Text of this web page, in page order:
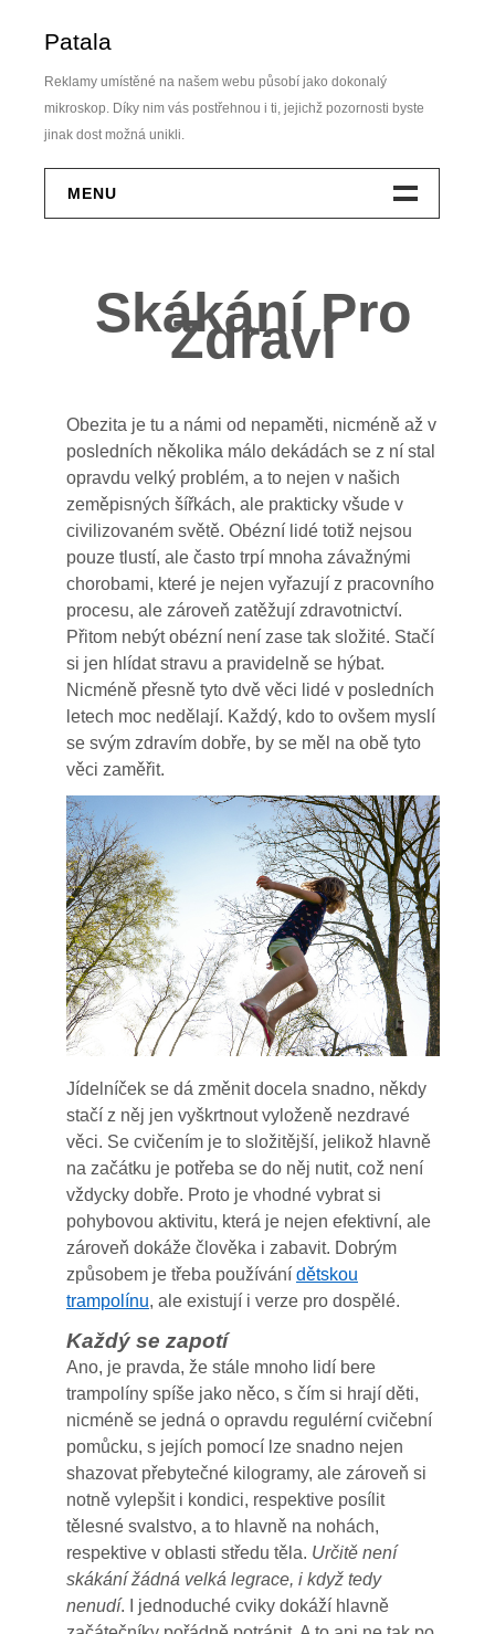
to
Patala
Reklamy umístěné na našem webu působí jako dokonalý
mikroskop. Díky nim vás postřehnou i ti, jejichž pozornosti byste
jinak dost možná unikli.
MENU
Elektro
Móda
Produkty
Služby
Sport
Zvířata
Skákání Pro
Zdraví
Obezita je tu a námi od nepaměti, nicméně až v
posledních několika málo dekádách se z ní stal
opravdu velký problém, a to nejen v našich
zeměpisných šířkách, ale prakticky všude v
civilizovaném světě. Obézní lidé totiž nejsou
pouze tlustí, ale často trpí mnoha závažnými
chorobami, které je nejen vyřazují z pracovního
procesu, ale zároveň zatěžují zdravotnictví.
Přitom nebýt obézní není zase tak složité. Stačí
si jen hlídat stravu a pravidelně se hýbat.
Nicméně přesně tyto dvě věci lidé v posledních
letech moc nedělají. Každý, kdo to ovšem myslí
se svým zdravím dobře, by se měl na obě tyto
věci zaměřit.
Jídelníček se dá změnit docela snadno, někdy
stačí z něj jen vyškrtnout vyloženě nezdravé
věci. Se cvičením je to složitější, jelikož hlavně
na začátku je potřeba se do něj nutit, což není
vždycky dobře. Proto je vhodné vybrat si
pohybovou aktivitu, která je nejen efektivní, ale
zároveň dokáže člověka i zabavit. Dobrým
způsobem je třeba používání dětskou
trampolínu, ale existují i verze pro dospělé.
Každý se zapotí
Ano, je pravda, že stále mnoho lidí bere
trampolíny spíše jako něco, s čím si hrají děti,
nicméně se jedná o opravdu regulérní cvičební
pomůcku, s jejích pomocí lze snadno nejen
shazovat přebytečné kilogramy, ale zároveň si
notně vylepšit i kondici, respektive posílit
tělesné svalstvo, a to hlavně na nohách,
respektive v oblasti středu těla. Určitě není
skákání žádná velká legrace, i když tedy
nenudí. I jednoduché cviky dokáží hlavně